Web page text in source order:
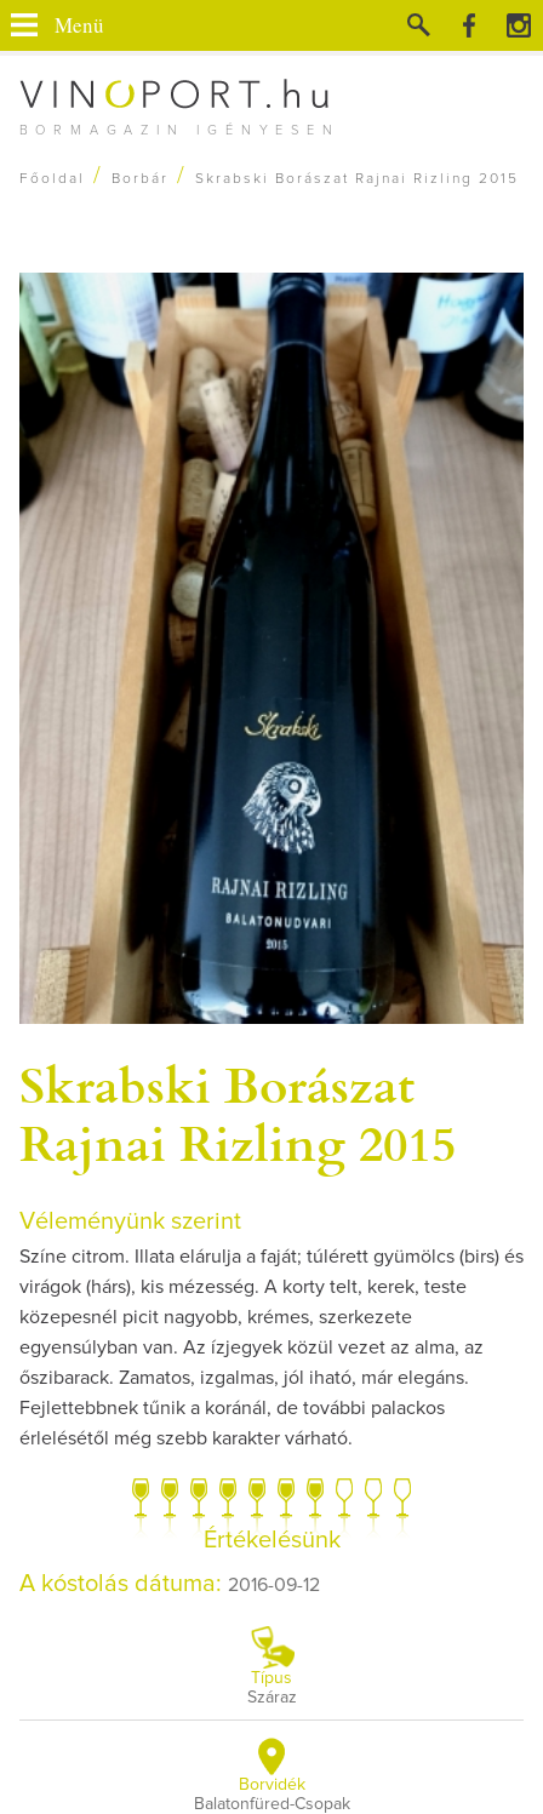
BORMAGAZIN IGÉNYESEN
Menü
Főoldal / Borbár / Skrabski Borászat Rajnai Rizling 2015
Skrabski Borászat
Rajnai Rizling 2015
Véleményünk szerint
Színe citrom. Illata elárulja a faját; túlérett gyümölcs (birs) és
virágok (hárs), kis mézesség. A korty telt, kerek, teste
közepesnél picit nagyobb, krémes, szerkezete
egyensúlyban van. Az ízjegyek közül vezet az alma, az
őszibarack. Zamatos, izgalmas, jól iható, már elegáns.
Fejlettebbnek tűnik a koránál, de további palackos
érlelésétől még szebb karakter várható.
Értékelésünk
A kóstolás dátuma: 2016-09-12
Típus
Száraz
Borvidék
Balatonfüred-Csopak